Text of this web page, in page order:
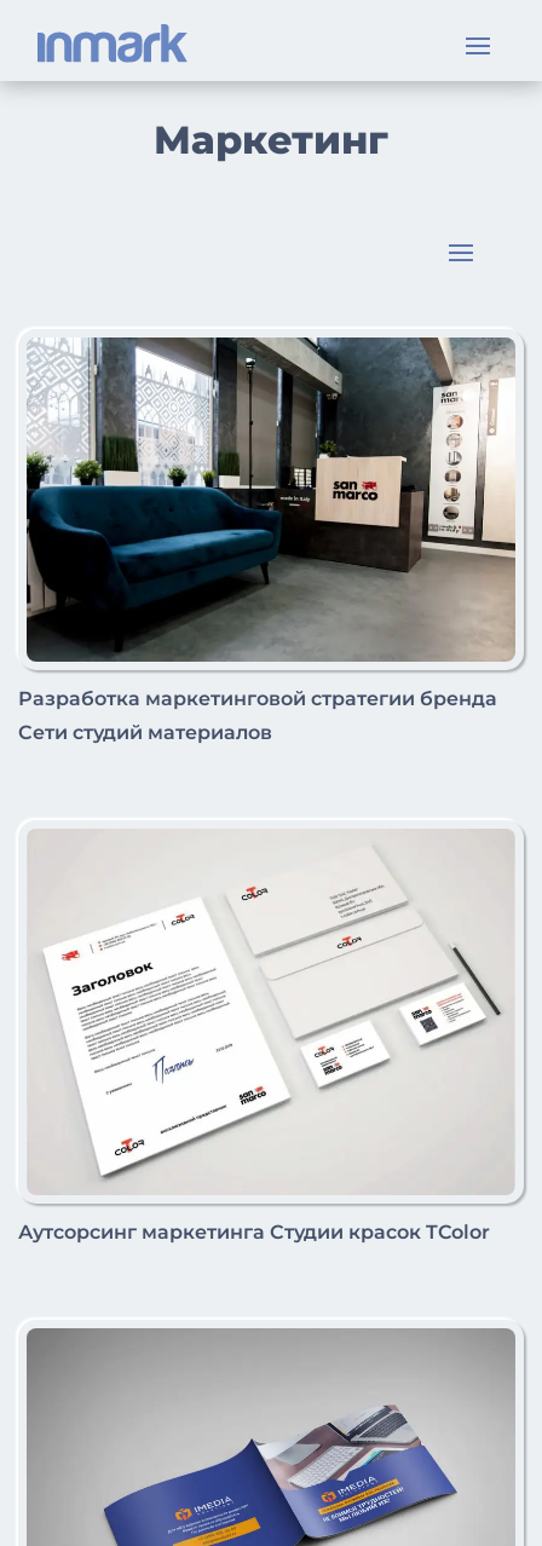
Маркетинг
Разработка маркетинговой стратегии бренда
Сети студий материалов
Аутсорсинг маркетинга Студии красок TColor